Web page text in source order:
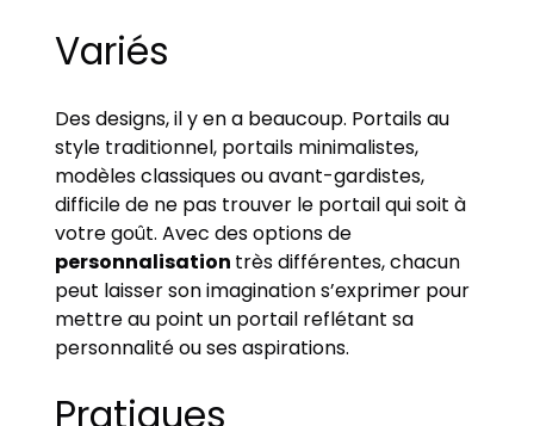
Variés
Des designs, il y en a beaucoup. Portails au
style traditionnel, portails minimalistes,
modèles classiques ou avant-gardistes,
difficile de ne pas trouver le portail qui soit à
votre goût. Avec des options de
personnalisation très différentes, chacun
peut laisser son imagination s’exprimer pour
mettre au point un portail reflétant sa
personnalité ou ses aspirations.